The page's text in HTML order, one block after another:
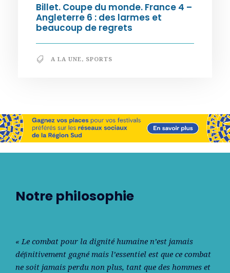
Billet. Coupe du monde. France 4 –
Angleterre 6 : des larmes et
beaucoup de regrets
A LA UNE, SPORTS
Notre philosophie
« Le combat pour la dignité humaine n’est jamais
déﬁnitivement gagné mais l’essentiel est que ce combat
ne soit jamais perdu non plus, tant que des hommes et